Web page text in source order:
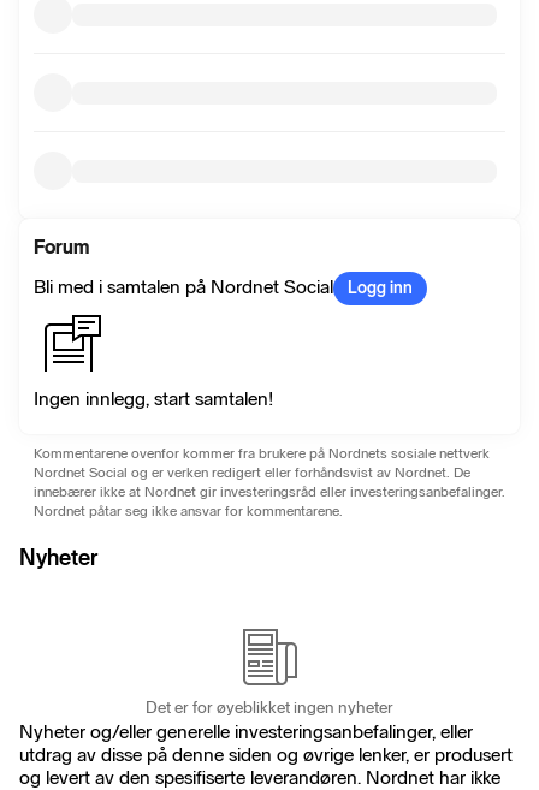
Forum
Bli med i samtalen på Nordnet Social
Logg inn
Ingen innlegg, start samtalen!
Kommentarene ovenfor kommer fra brukere på Nordnets sosiale nettverk
Nordnet Social og er verken redigert eller forhåndsvist av Nordnet. De
innebærer ikke at Nordnet gir investeringsråd eller investeringsanbefalinger.
Nordnet påtar seg ikke ansvar for kommentarene.
Nyheter
Det er for øyeblikket ingen nyheter
Nyheter og/eller generelle investeringsanbefalinger, eller
utdrag av disse på denne siden og øvrige lenker, er produsert
og levert av den spesifiserte leverandøren. Nordnet har ikke